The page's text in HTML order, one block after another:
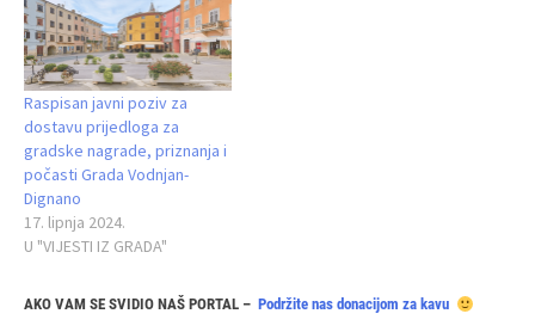
Raspisan javni poziv za
dostavu prijedloga za
gradske nagrade, priznanja i
počasti Grada Vodnjan-
Dignano
17. lipnja 2024.
U "VIJESTI IZ GRADA"
AKO VAM SE SVIDIO NAŠ PORTAL – Podržite nas donacijom za kavu